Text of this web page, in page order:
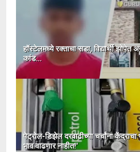
हॉस्टेलमध्ये रक्ताचा सडा, विद्यार्थी झोपेत
कांड...
पेट्रोल-डिझेल दरवाढीच्या चर्चांना केंद्राचा
भाव वाढणार नाहीत!'